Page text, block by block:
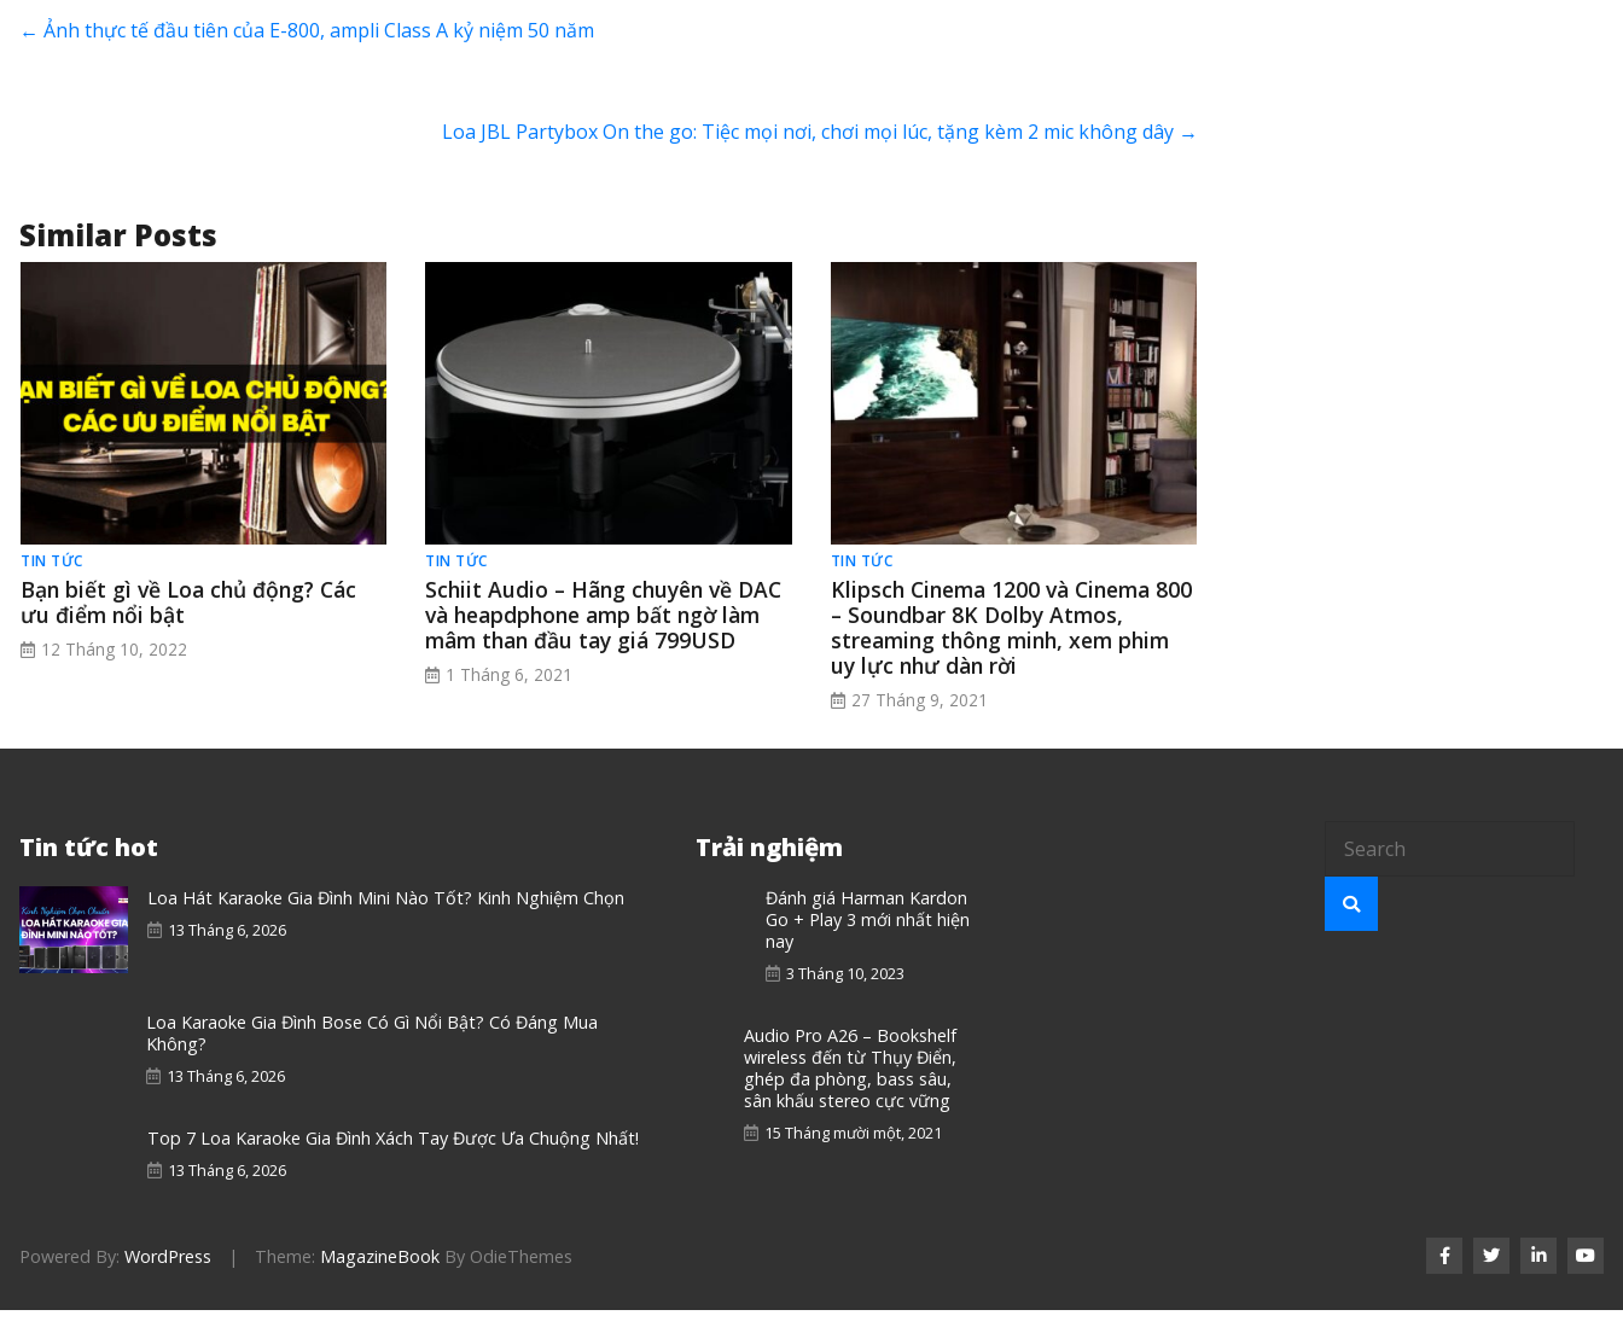
← Ảnh thực tế đầu tiên của E-800, ampli Class A kỷ niệm 50 năm
Loa JBL Partybox On the go: Tiệc mọi nơi, chơi mọi lúc, tặng kèm 2 mic không dây →
Similar Posts
TIN TỨC
Bạn biết gì về Loa chủ động? Các
ưu điểm nổi bật
12 Tháng 10, 2022
TIN TỨC
Schiit Audio – Hãng chuyên về DAC
và heapdphone amp bất ngờ làm
mâm than đầu tay giá 799USD
1 Tháng 6, 2021
TIN TỨC
Klipsch Cinema 1200 và Cinema 800
– Soundbar 8K Dolby Atmos,
streaming thông minh, xem phim
uy lực như dàn rời
27 Tháng 9, 2021
Tin tức hot
Loa Hát Karaoke Gia Đình Mini Nào Tốt? Kinh Nghiệm Chọn
13 Tháng 6, 2026
Loa Karaoke Gia Đình Bose Có Gì Nổi Bật? Có Đáng Mua
Không?
13 Tháng 6, 2026
Top 7 Loa Karaoke Gia Đình Xách Tay Được Ưa Chuộng Nhất!
13 Tháng 6, 2026
Trải nghiệm
Đánh giá Harman Kardon
Go + Play 3 mới nhất hiện
nay
3 Tháng 10, 2023
Audio Pro A26 – Bookshelf
wireless đến từ Thụy Điển,
ghép đa phòng, bass sâu,
sân khấu stereo cực vững
15 Tháng mười một, 2021
Powered By: WordPress | Theme: MagazineBook By OdieThemes